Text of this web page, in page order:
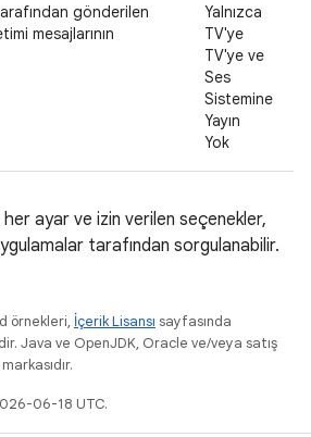
gönderilen
mesajlarının
Yalnızca
TV'ye
TV'ye ve
Ses
Sistemine
Yayın
Yok
her ayar ve izin verilen seçenekler,
tarafından sorgulanabilir.
örnekleri, İçerik Lisansı sayfasında
Java ve OpenJDK, Oracle ve/veya satış
06-18 UTC.